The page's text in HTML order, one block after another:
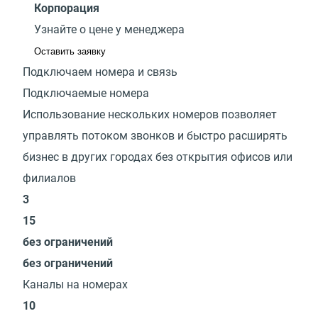
Корпорация
Узнайте о цене у менеджера
Оставить заявку
Подключаем номера и связь
Подключаемые номера
Использование нескольких номеров позволяет
управлять потоком звонков и быстро расширять
бизнес в других городах без открытия офисов или
филиалов
3
15
без ограничений
без ограничений
Каналы на номерах
10